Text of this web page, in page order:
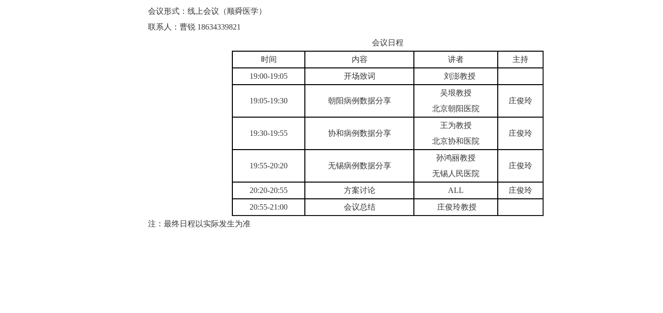
会议形式：线上会议（顺舜医学）
联系人：曹锐 18634339821
会议日程
时间
内容 讲者
主持
19:00-19:05
开场致词 刘澎教授
19:05-19:30 朝阳病例数据分享
吴垠教授
北京朝阳医院
庄俊玲
19:30-19:55 协和病例数据分享
王为教授
北京协和医院
庄俊玲
19:55-20:20 无锡病例数据分享
孙鸿丽教授
无锡人民医院
庄俊玲
20:20-20:55 方案讨论 ALL
庄俊玲
20:55-21:00
会议总结
庄俊玲教授
注：最终日程以实际发生为准